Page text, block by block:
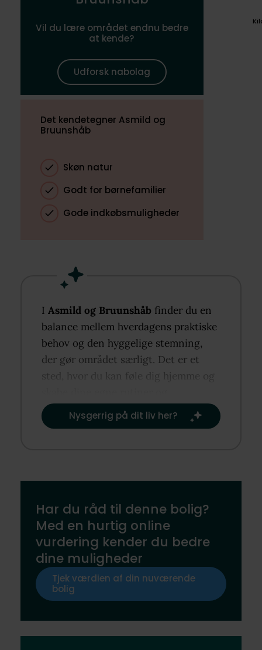
Vil du lære området endnu bedre
at kende?
Udforsk nabolag
Det kendetegner Asmild og
Bruunshåb
Skøn natur
Godt for børnefamilier
Gode indkøbsmuligheder
IAsmild og Bruunshåb finder du en
balance mellem hverdagens praktiske
behov og den hyggelige stemning,
der gør området særligt. Det er et
sted, hvor du kan føle dig hjemme og
traditioner.​
Nysgerrig på dit liv her?​
Har du råd til denne bolig?
Med en hurtig online
vurdering kender du bedre
dine muligheder
Tjek værdien af din nuværende
bolig